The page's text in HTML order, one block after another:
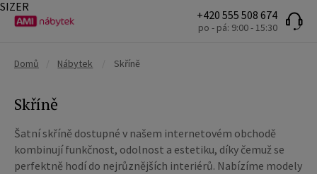
+420 555 508 674
po - pá: 9:00 - 15:30
Domů Nábytek Skříně
Skříně
Šatní skříně dostupné v našem internetovém obchodě
kombinují funkčnost, odolnost a estetiku, díky čemuž se
perfektně hodí do nejrůznějších interiérů. Nabízíme modely
SIZER